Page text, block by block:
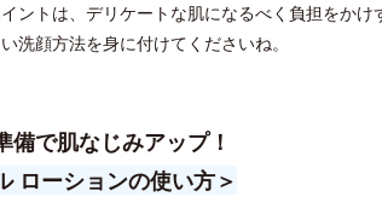
ントは、デリケートな肌になるべく負担をか
洗顔方法を身に付けてくださいね。
備で肌なじみアップ！
ローションの使い方＞